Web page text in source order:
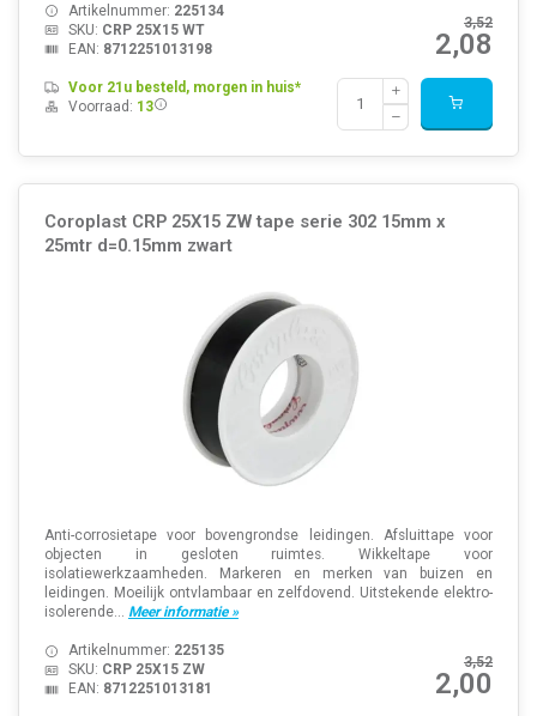
3,52
2,08
Artikelnummer: 225134
SKU: CRP 25X15 WT
EAN: 8712251013198
Voor 21u besteld, morgen in huis*
Voorraad: 13
Coroplast CRP 25X15 ZW tape serie 302 15mm x
25mtr d=0.15mm zwart
Anti-corrosietape voor bovengrondse leidingen. Afsluittape voor
objecten in gesloten ruimtes. Wikkeltape voor
isolatiewerkzaamheden. Markeren en merken van buizen en
leidingen. Moeilijk ontvlambaar en zelfdovend. Uitstekende elektro-
isolerende... Meer informatie »
3,52
2,00
Artikelnummer: 225135
SKU: CRP 25X15 ZW
EAN: 8712251013181